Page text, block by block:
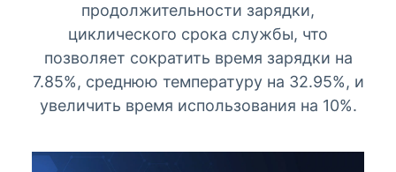
продолжительности зарядки,
циклического срока службы, что
позволяет сократить время зарядки на
7.85%, среднюю температуру на 32.95%, и
увеличить время использования на 10%.